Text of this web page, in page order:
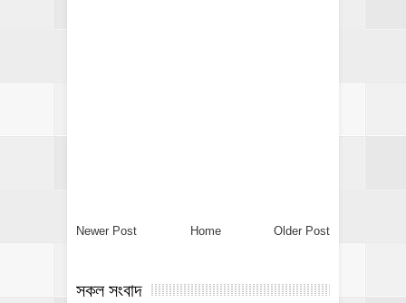
Newer Post Older Post
Home
সকল সংবাদ